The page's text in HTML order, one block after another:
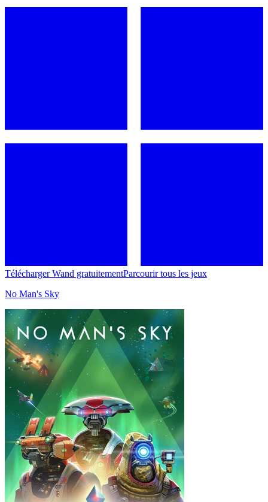
Télécharger Wand gratuitementParcourir tous les jeux
No Man's Sky